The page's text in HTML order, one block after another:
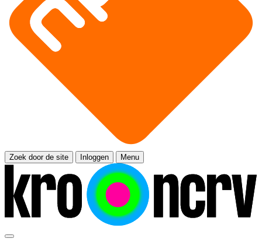
Zoek door de site Inloggen Menu